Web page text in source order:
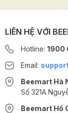
LIÊN HỆ VỚI
Hotline: 1900
Email:
Beemart Hà
Số 321A
Beemart Hồ